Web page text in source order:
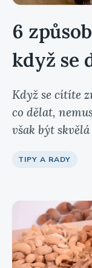
6
když se
Když se cítíte
co dělat,
však být
TIPY A RADY